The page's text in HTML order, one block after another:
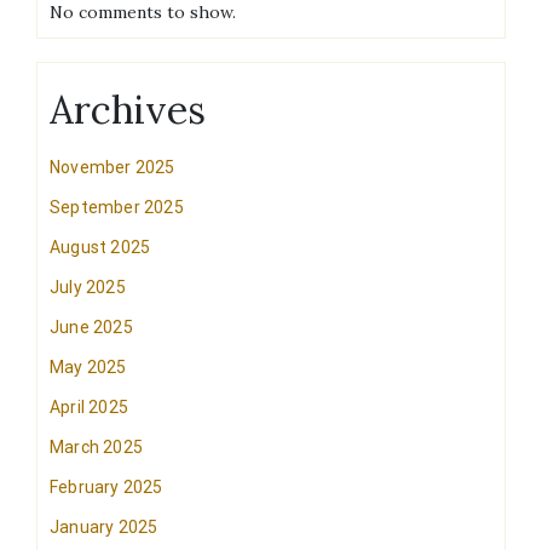
No comments to show.
Archives
November 2025
September 2025
August 2025
July 2025
June 2025
May 2025
April 2025
March 2025
February 2025
January 2025